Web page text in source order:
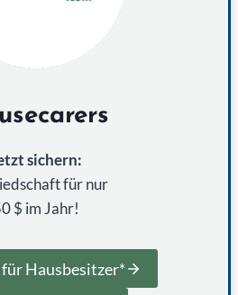
sichern:
für nur
$ im Jahr!
Hausbesitzer*